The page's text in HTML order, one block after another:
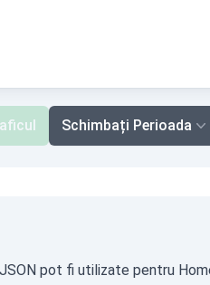
Schimbați Perioada
pot fi utilizate pentru